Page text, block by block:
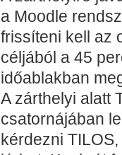
a Moodle
frissíteni kell az
céljából a 45
időablakban
A zárthelyi alatt
csatornájában
kérdezni